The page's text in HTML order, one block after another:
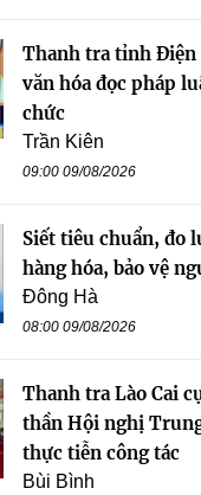
Thanh tra tỉnh Điện
văn hóa đọc pháp
chức
Trần Kiên
09:00 09/08/2026
Siết tiêu chuẩn, đo
hàng hóa, bảo vệ
Đông Hà
08:00 09/08/2026
Thanh tra Lào Cai
thần Hội nghị
thực tiễn công tác
Bùi Bình